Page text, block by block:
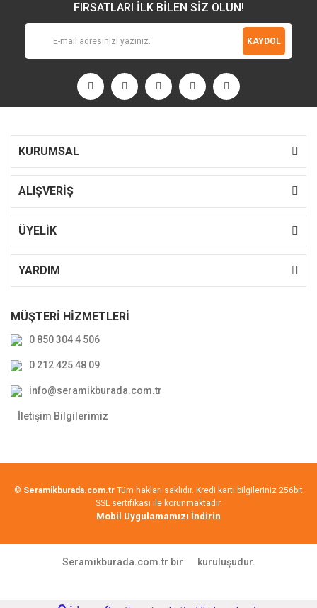
FIRSATLARI İLK BİLEN SİZ OLUN!
KAYDOL
KURUMSAL
ALIŞVERİŞ
ÜYELİK
YARDIM
MÜŞTERİ HİZMETLERİ
0 850 304 4 506
0 212 425 48 09
info@seramikburada.com.tr
İletişim Bilgilerimiz
© Seramikburada.com.tr Tüm hakları saklıdır. Kredi kartı bilgileriniz 256bit
SSL sertifikası ile korunmaktadır.
Mobil Uygulamamızı İndirin
Seramikburada.com.tr bir kuruluşudur.